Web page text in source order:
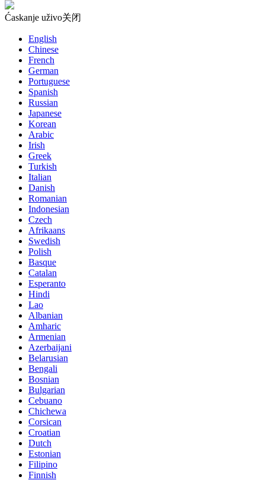
Ćaskanje uživo关闭
English
Chinese
French
German
Portuguese
Spanish
Russian
Japanese
Korean
Arabic
Irish
Greek
Turkish
Italian
Danish
Romanian
Indonesian
Czech
Afrikaans
Swedish
Polish
Basque
Catalan
Esperanto
Hindi
Lao
Albanian
Amharic
Armenian
Azerbaijani
Belarusian
Bengali
Bosnian
Bulgarian
Cebuano
Chichewa
Corsican
Croatian
Dutch
Estonian
Filipino
Finnish